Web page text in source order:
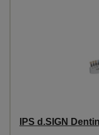
IPS d.SIGN